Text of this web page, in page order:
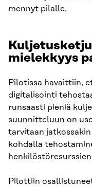
mennyt pilalle.
mielekkyys
Pilotissa havaittiin,
digitalisointi
runsaasti pieniä
suunnitteluun on
tarvitaan
kohdalla
Pilottiin